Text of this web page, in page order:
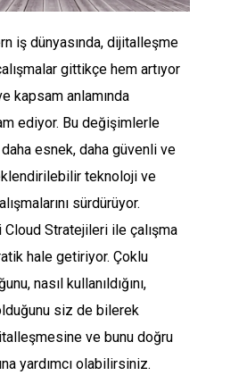
iş dünyasında, dijitalleşme
gittikçe hem artıyor
kapsam anlamında
ediyor. Bu değişimlerle
esnek, daha güvenli ve
teknoloji ve
sürdürüyor.
Stratejileri ile çalışma
hale getiriyor. Çoklu
nasıl kullanıldığını,
siz de bilerek
ve bunu doğru
yardımcı olabilirsiniz.